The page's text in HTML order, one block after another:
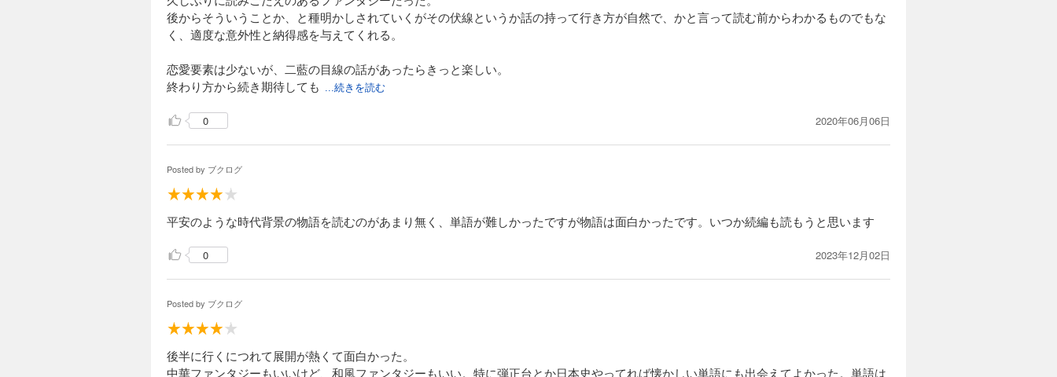
後からそういうことか、と種明かしされていくがその伏線というか話の持って行き方が自然で、かと言って読む前からわかるものでもな
く、適度な意外性と納得感を与えてくれる。
恋愛要素は少ないが、二藍の目線の話があったらきっと楽しい。
終わり方から続き期待しても ...続きを読む
0 2020年06月06日
Posted by ブクログ
平安のような時代背景の物語を読むのがあまり無く、単語が難しかったですが物語は面白かったです。いつか続編も読もうと思います
0 2023年12月02日
Posted by ブクログ
後半に行くにつれて展開が熱くて面白かった。
中華ファンタジーもいいけど、和風ファンタジーもいい。特に弾正台とか日本史やってれば懐かしい単語にも出会えてよかった。単語は